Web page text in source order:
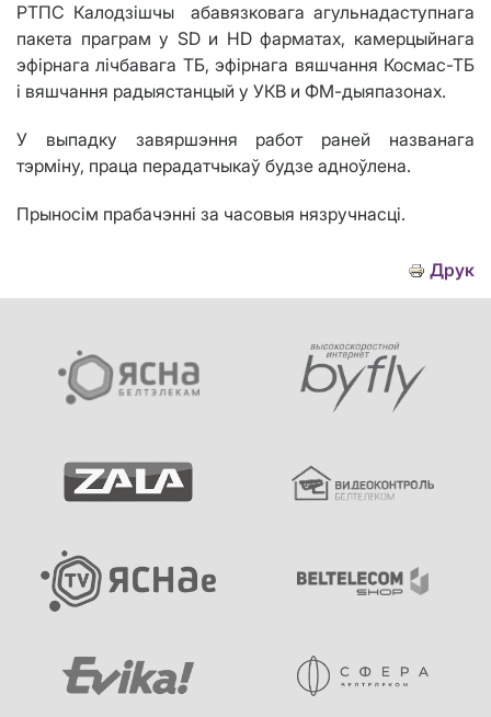
РТПС Калодзішчы абавязковага агульнадаступнага
пакета праграм у SD и HDфарматах, камерцыйнага
эфірнага лічбавага ТБ, эфірнага вяшчання Космас-ТБ
і вяшчання радыястанцый у УКВ и ФМ-дыяпазонах.
У выпадку завяршэння работ раней названага
тэрміну, праца перадатчыкаў будзе адноўлена.
Прыносім прабачэнні за часовыя нязручнасці.
Друк